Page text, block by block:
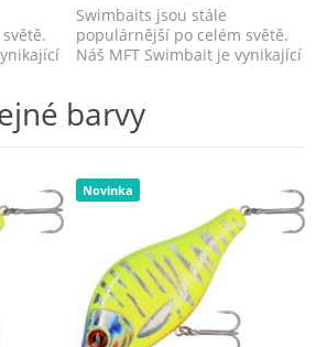
Swimbaits jsou stále
populárnější po celém světě.
Náš MFT Swimbait je vynikající
barvy
Novinka